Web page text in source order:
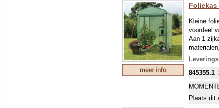
meer info
Foliekas
Kleine
voordeel
Aan 1
zich een
extra
is
Afmeting
deze
845355.1
Plaats dit